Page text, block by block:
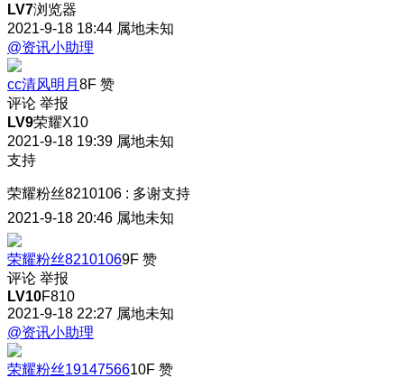
LV7浏览器
2021-9-18 18:44 属地未知
@资讯小助理
cc清风明月 8F 赞
评论 举报
LV9荣耀X10
2021-9-18 19:39 属地未知
支持
荣耀粉丝8210106 : 多谢支持
2021-9-18 20:46 属地未知
荣耀粉丝82101069F 赞
评论 举报
LV10F810
2021-9-18 22:27 属地未知
@资讯小助理
荣耀粉丝1914756610F 赞